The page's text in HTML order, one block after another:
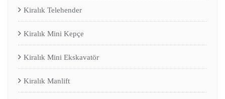
Kiralık Telehender
Kiralık Mini Kepçe
Kiralık Mini Ekskavatör
Kiralık Manlift